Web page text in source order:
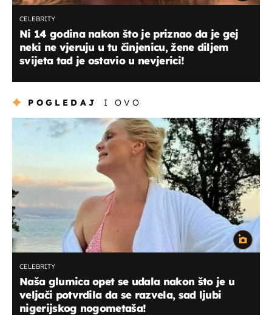
CELEBRITY
Ni 14 godina nakon što je priznao da je gej
neki ne vjeruju u tu činjenicu, žene diljem
svijeta tad je ostavio u nevjerici!
POGLEDAJ I OVO
CELEBRITY
Naša glumica opet se udala nakon što je u
veljači potvrdila da se razvela, sad ljubi
nigerijskog nogometaša!